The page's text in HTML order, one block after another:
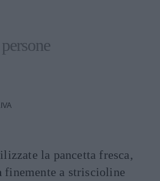
la pancetta fresca,
finemente a striscioline